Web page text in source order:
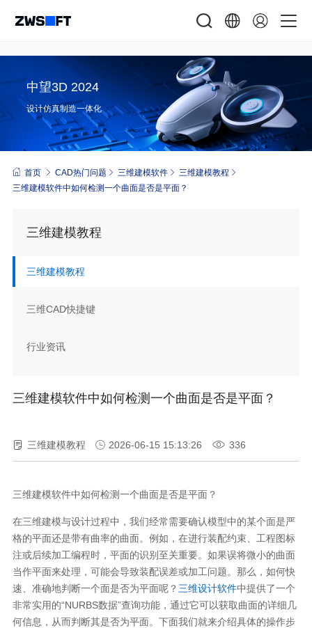
中望3D 2024
设计仿真制造一体化
首页 CAD热门问题 三维建模软件
三维建模教程
三维建模软件中如何检测一个曲面是否是平面？
三维建模教程
三维建模教程
三维CAD快捷键
行业资讯
三维建模软件中如何检测一个曲面是否是平面？
三维建模教程 2026-06-15 15:13:26 336
三维建模软件中如何检测一个曲面是否是平面？
在三维建模与设计过程中，我们经常需要确认模型中的某个面是严
格的平面还是带有曲率的曲面。例如，在进行装配约束、工程图标
注或后续加工编程时，平面的识别至关重要。如果误将微小的曲面
当作平面来处理，可能会导致装配误差或加工问题。那么，如何快
速、准确地判断一个面是否为平面呢？ 三维设计软件中提供了一个
非常实用的“NURBS数据”查询功能，通过它可以获取曲面的详细几
何信息，从而判断其是否为平面。下面我们就来介绍具体的操作步